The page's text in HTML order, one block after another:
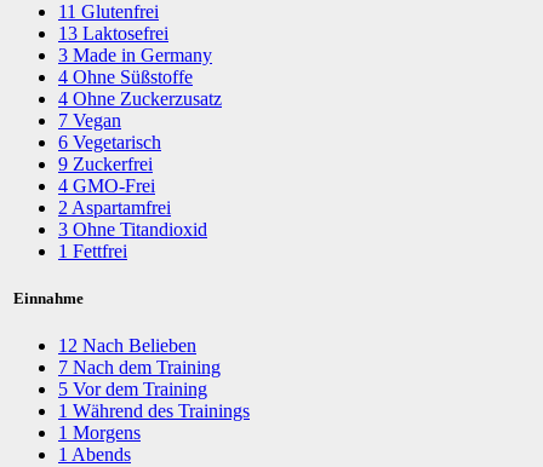
11 Glutenfrei
13 Laktosefrei
3 Made in Germany
4 Ohne Süßstoffe
4 Ohne Zuckerzusatz
7 Vegan
6 Vegetarisch
9 Zuckerfrei
4 GMO-Frei
2 Aspartamfrei
3 Ohne Titandioxid
1 Fettfrei
Einnahme
12 Nach Belieben
7 Nach dem Training
5 Vor dem Training
1 Während des Trainings
1 Morgens
1 Abends